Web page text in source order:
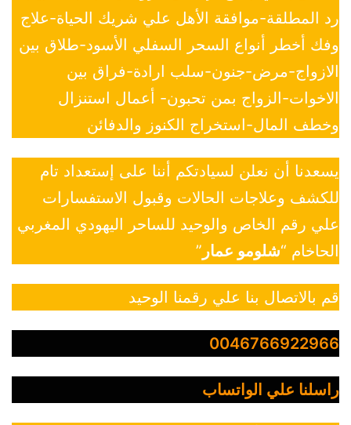
رد المطلقة-موافقة الأهل علي شريك الحياة-علاج
وفك أخطر أنواع السحر السفلي الأسود-طلاق بين
الازواج-مرض-جنون-سلب ارادة-فراق بين
الاخوات-الزواج بمن تحبون- أعمال استنزال
وخطف المال-استخراج الكنوز والدفائن
يسعدنا أن نعلن لسيادتكم أننا على إستعداد تام
للكشف وعلاجات الحالات وقبول الاستفسارات
علي رقم الخاص والوحيد للساحر اليهودي المغربي
الحاخام “شلومو عمار ”
قم بالاتصال بنا علي رقمنا الوحيد
0046766922966
راسلنا علي الواتساب